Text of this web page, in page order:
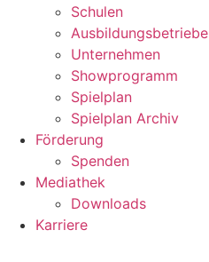
Schulen
Ausbildungsbetriebe
Unternehmen
Showprogramm
Spielplan
Spielplan Archiv
Förderung
Spenden
Mediathek
Downloads
Karriere